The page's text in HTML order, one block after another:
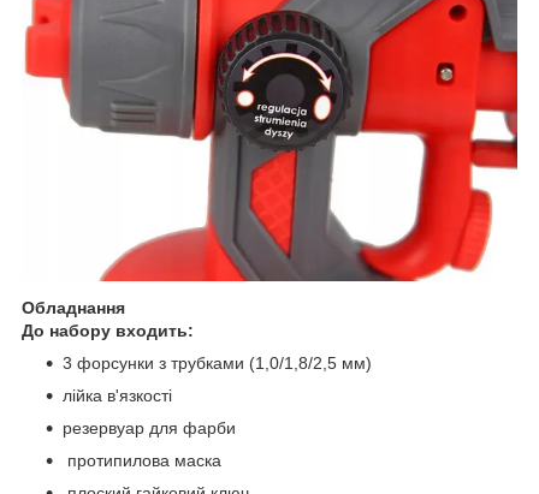
Обладнання
До набору входить:
3 форсунки з трубками (1,0/1,8/2,5 мм)
лійка в'язкості
резервуар для фарби
протипилова маска